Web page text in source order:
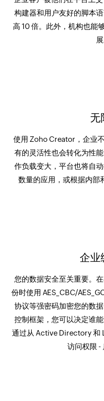
构建器和用户友好的脚本
高 10 倍。此外，机构也能
无
使用 Zoho Creator，企业
有的灵活性也会转化为性
作负载变大，平台也将自
数量的应用，或根据内部
企业
您的数据安全至关重要。
份时使用 AES_CBC/
协议等强密码加密您的数
控制框架，您可以决定谁
通过从 Active Directory 和
访问权限 -